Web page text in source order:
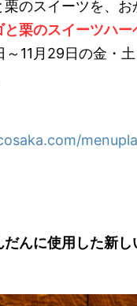
のスイーツを、お
と栗のスイーツハー
11月29日の金・
んに使用した新し